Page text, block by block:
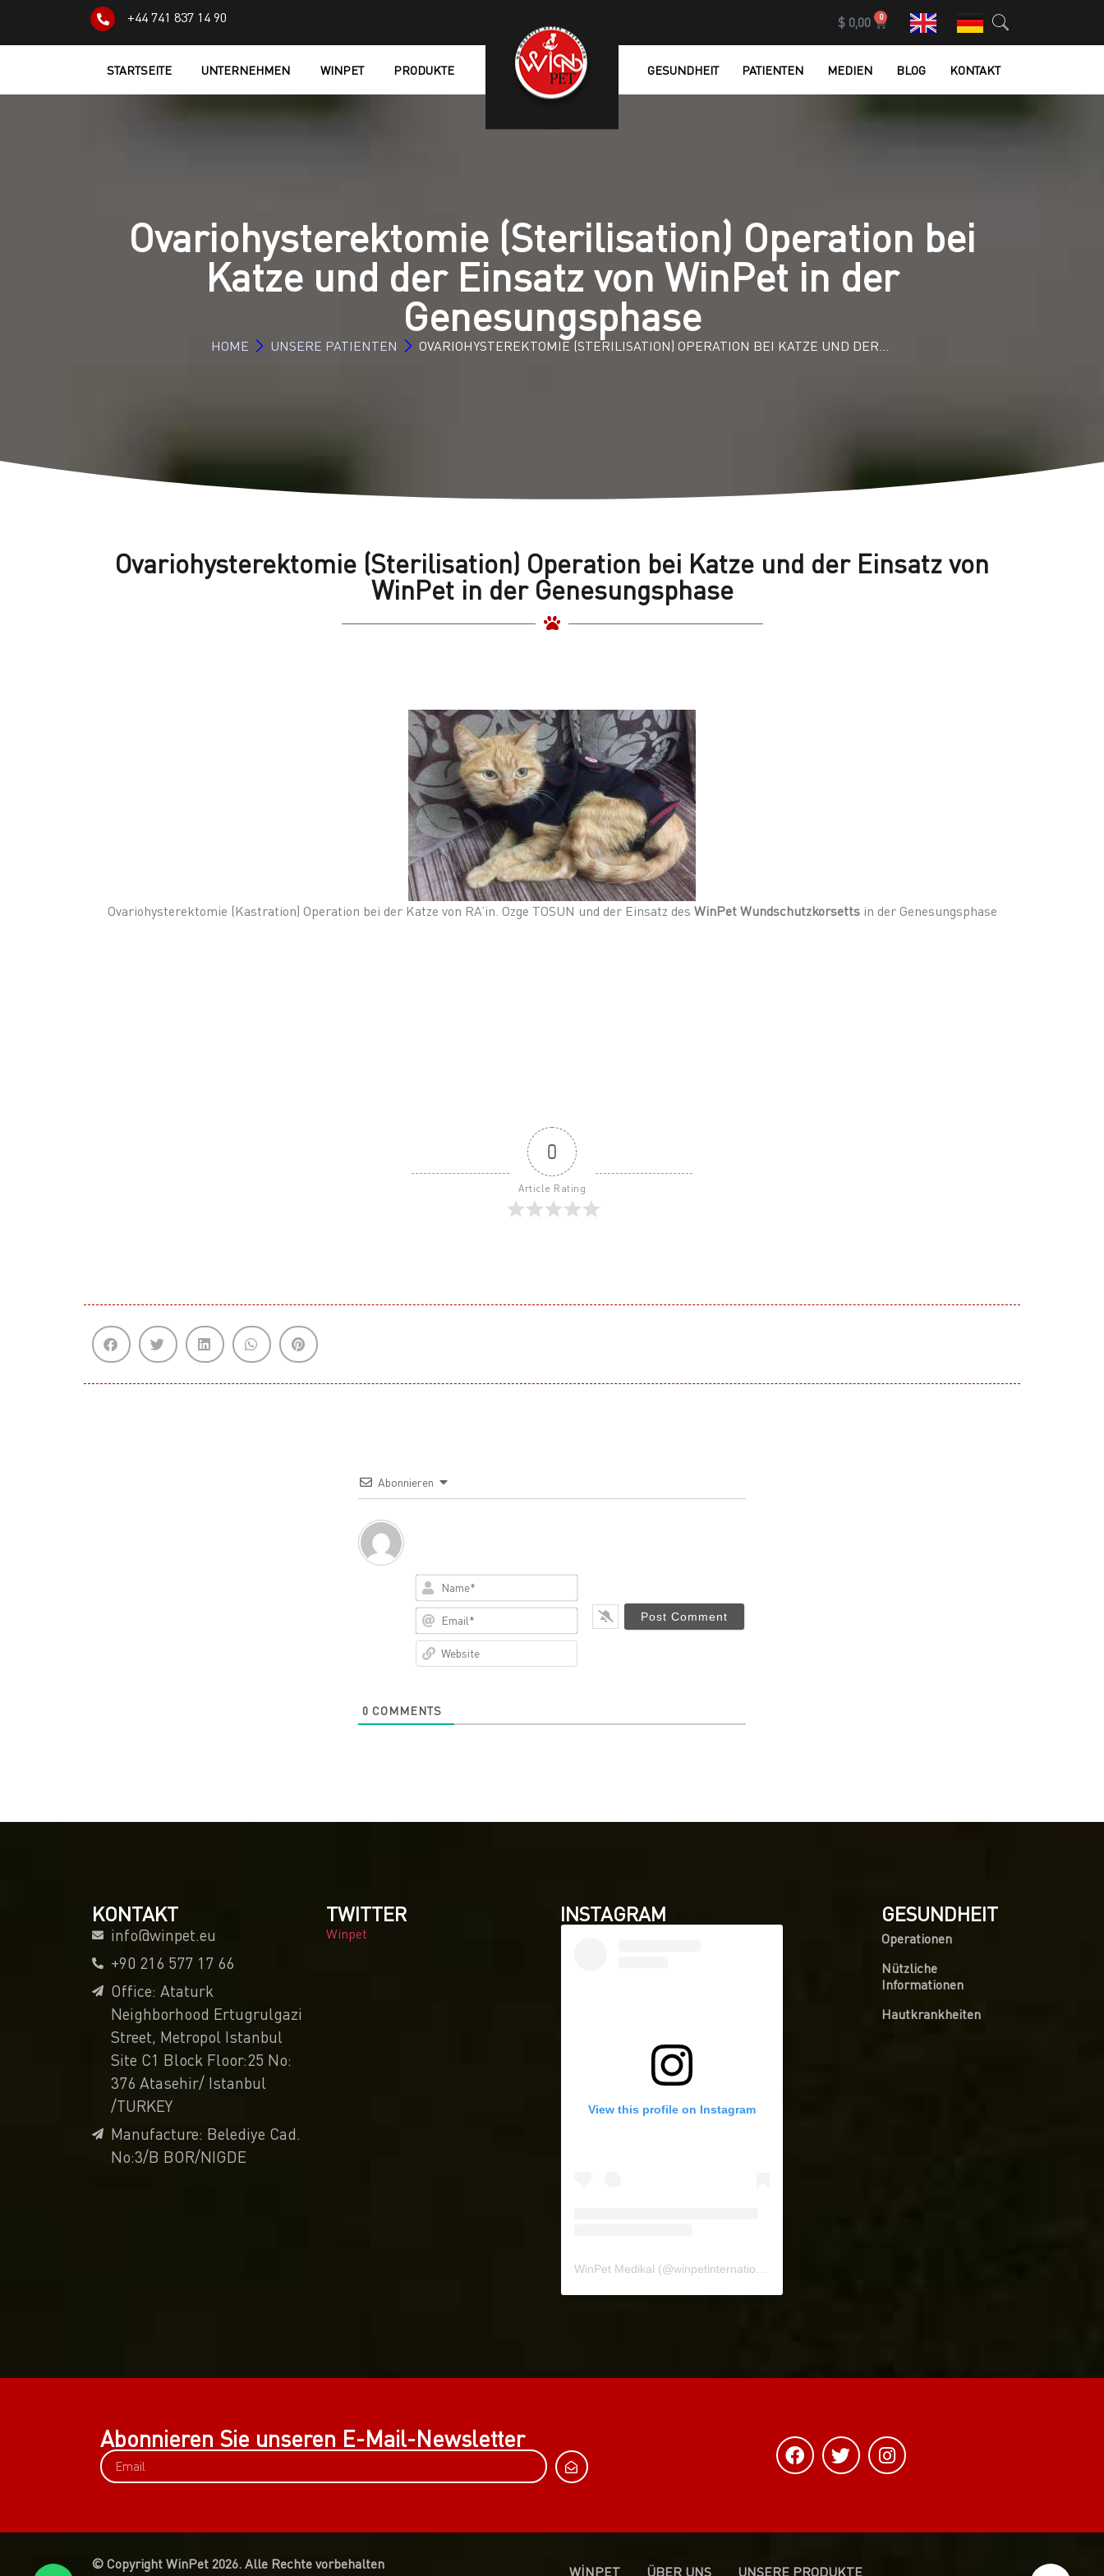
+44 741 837 14 90 $0,00 0
STARTSEITE UNTERNEHMEN WINPET PRODUKTE GESUNDHEIT PATIENTEN MEDIEN BLOG KONTAKT
Ovariohysterektomie (Sterilisation) Operation bei
Katze und der Einsatz von WinPet in der
Genesungsphase
HOME UNSERE PATIENTEN OVARIOHYSTEREKTOMIE (STERILISATION) OPERATION BEI KATZE UND DER…
Ovariohysterektomie (Sterilisation) Operation bei Katze und der Einsatz von
WinPet in der Genesungsphase
Ovariohysterektomie (Kastration) Operation bei der Katze von RA’in. Ozge TOSUN und der Einsatz des WinPet Wundschutzkorsettsin der Genesungsphase
0
Article Rating
Abonnieren
Name*
Email*
Website
0 COMMENTS
KONTAKT
info@winpet.eu
+90 216 577 17 66
Office: Ataturk
Neighborhood Ertugrulgazi
Street, Metropol Istanbul
Site C1 Block Floor:25 No:
376 Atasehir/ Istanbul
/TURKEY
Manufacture: Belediye Cad.
No:3/B BOR/NIGDE
TWITTER
Winpet
INSTAGRAM
View this profile on Instagram
WinPet Medikal (@winpetinternational
GESUNDHEIT
Operationen
Nützliche
Informationen
Hautkrankheiten
Abonnieren Sie unseren E-Mail-Newsletter
© Copyright WinPet 2026. Alle Rechte vorbehalten WİNPET ÜBER UNS UNSERE PRODUKTE